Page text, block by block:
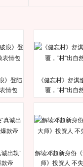
》登陆
情包
《健忘村》舒淇
覆，“村”出自
诚出轨”
帝
解读邓超新身份
师》投资人 不